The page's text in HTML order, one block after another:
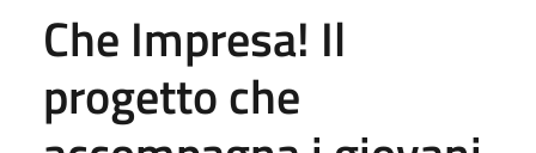
Che Impresa! Il
progetto che